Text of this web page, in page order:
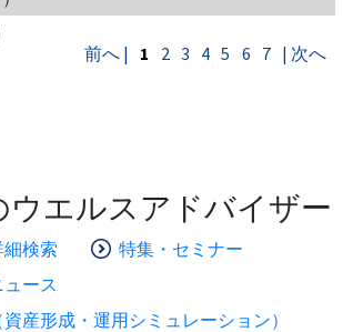
前へ | 1 2 3 4 5 6 7 | 次へ
ウエルスアドバイザー
検索
特集・セミナー
ース
産形成・運用シミュレーション）